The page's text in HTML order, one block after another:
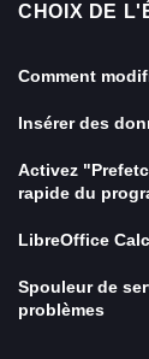
CHOIX DE
Comment
Insérer des
Activez
rapide du
LibreOffice
Spouleur de
problèmes